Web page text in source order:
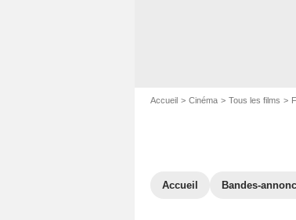
Accueil Cinéma Tous les films
Accueil Bandes-